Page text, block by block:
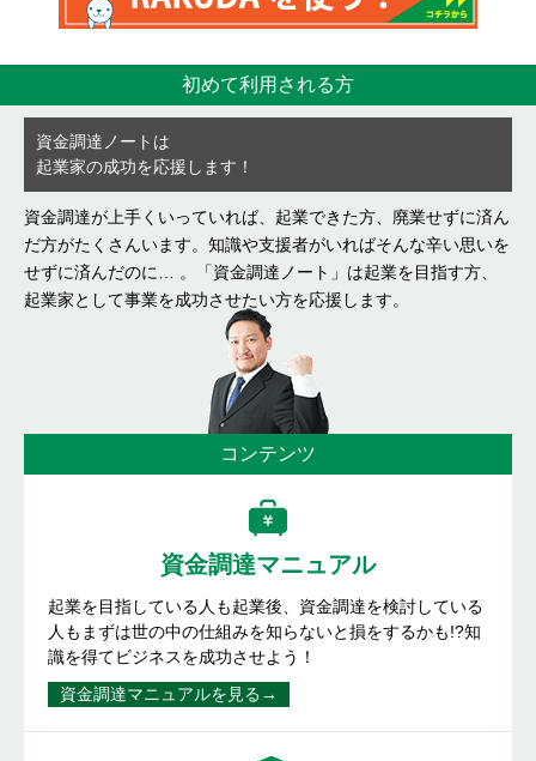
初めて利用される方
資金調達ノートは
起業家の成功を応援します！
資金調達が上手くいっていれば、起業できた方、廃業せずに済ん
だ⽅がたくさんいます。知識や支援者がいればそんな辛い思いを
せずに済んだのに… 。「資金調達ノート」は起業を目指す方、
起業家として事業を成功させたい方を応援します。
コンテンツ
資金調達マニュアル
起業を目指している人も起業後、資金調達を検討している
人もまずは世の中の仕組みを知らないと損をするかも!?知
識を得てビジネスを成功させよう！
資金調達マニュアルを見る→